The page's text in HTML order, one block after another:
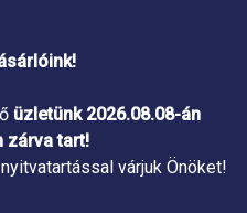
üzletünk 2026.08.08-án
zárva tart!
várjuk Önöket!